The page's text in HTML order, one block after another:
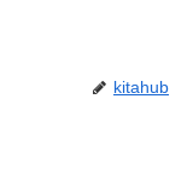
kitahub